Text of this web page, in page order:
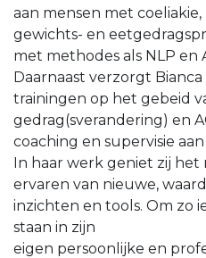
aan mensen met coeliakie,
gewichts- en
met methodes als NLP en
Daarnaast verzorgt
trainingen op het gebeid
gedrag(sverandering) en
coaching en supervisie
In haar werk geniet zij het
ervaren van nieuwe,
inzichten en tools. Om zo
staan in zijn
eigen persoonlijke en